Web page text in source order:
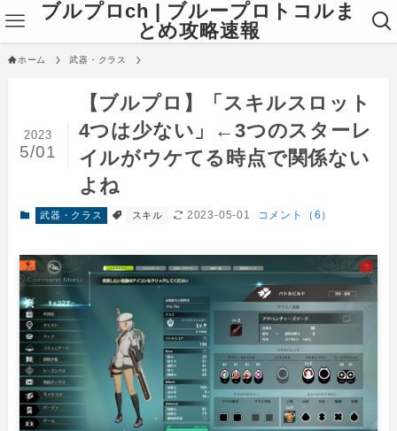
ブルプロch | ブループロトコルま
とめ攻略速報
ホーム 武器・クラス
【ブルプロ】「スキルスロット
4つは少ない」←3つのスターレ
イルがウケてる時点で関係ない
よね
2023
5/01
武器・クラス スキル 2023-05-01 コメント（6）